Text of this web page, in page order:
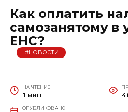
Как оплатить
самозанятому в
ЕНС?
#НОВОСТИ
НА ЧТЕНИЕ
1 мин
ОПУБЛИКОВАНО